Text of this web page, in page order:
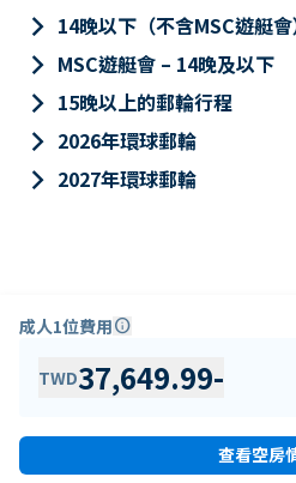
keyboard_arrow_right 14晚以下（不含MSC遊艇會
keyboard_arrow_right MSC遊艇會 – 14晚及以下
keyboard_arrow_right 15晚以上的郵輪行程
keyboard_arrow_right 2026年環球郵輪
keyboard_arrow_right 2027年環球郵輪
成人1位費用info
TWD37,649.99-
查看空房